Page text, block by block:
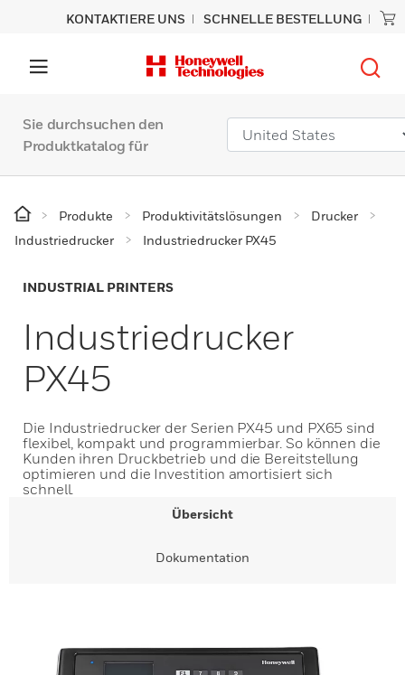
KONTAKTIERE UNS SCHNELLE BESTELLUNG
Sie durchsuchen den
Produktkatalog für
Produkte Produktivitätslösungen
Drucker
Industriedrucker
Industriedrucker PX45
INDUSTRIAL PRINTERS
Industriedrucker
PX45
Die Industriedrucker der Serien PX45 und PX65 sind
flexibel, kompakt und programmierbar. So können die
Kunden ihren Druckbetrieb und die Bereitstellung
optimieren und die Investition amortisiert sich
schnell.
Übersicht
Dokumentation